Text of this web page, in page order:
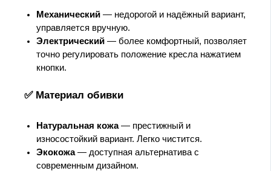
Механический— недорогой и надёжный вариант,
управляется вручную.
Электрический— более комфортный, позволяет
точно регулировать положение кресла нажатием
кнопки.
✅ Материал обивки
Натуральная кожа— престижный и
износостойкий вариант. Легко чистится.
Экокожа— доступная альтернатива с
современным дизайном.